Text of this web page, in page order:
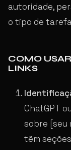
autoridade,
o tipo de
COMO
LINKS
ChatGPT
sobre [seu
têm